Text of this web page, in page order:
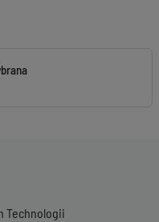
Technologii